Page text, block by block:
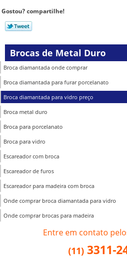
Gostou? compartilhe!
Brocas de Metal Duro
Broca diamantada onde comprar
Broca diamantada para furar porcelanato
Broca diamantada para vidro preço
Broca metal duro
Broca para porcelanato
Broca para vidro
Escareador com broca
Escareador de furos
Escareador para madeira com broca
Onde comprar broca diamantada para vidro
Onde comprar brocas para madeira
Entre em contato
(11) 3311-